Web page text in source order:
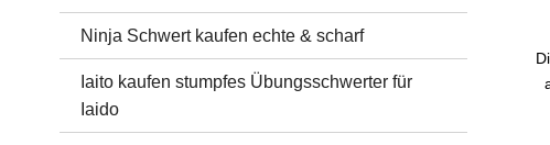
Ninja Schwert kaufen echte & scharf
Iaito kaufen stumpfes Übungsschwerter für
Iaido